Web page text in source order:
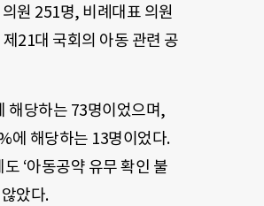
원 251명, 비례대표 의원
21대 국회의 아동 관련 공
해당하는 73명이었으며,
에 해당하는 13명이었다.
‘아동공약 유무 확인 불
았다.